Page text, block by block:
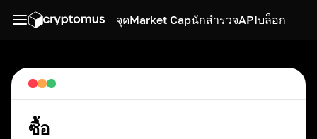
จุดMarket CapนักสำรวจAPIบล็อก
ซื้อ